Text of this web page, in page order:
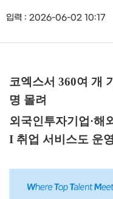
입력 : 2026-06-02 10:17
코엑스서 360여 개
명 몰려
외국인투자기업 ·해
I 취업 서비스도 운영